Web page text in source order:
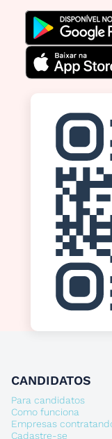
CANDIDATOS
Para candidatos
Como funciona
Empresas
Cadastre-se